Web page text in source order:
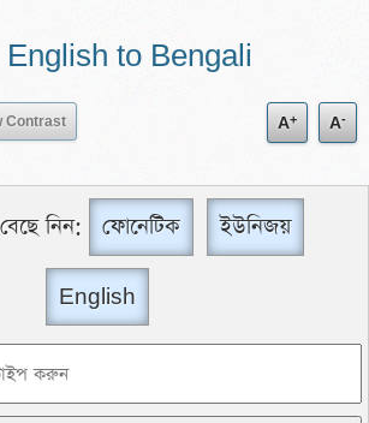
English to Bengali
Contrast A+ A-
নিন: ফোনেটিক ইউনিজয়
English